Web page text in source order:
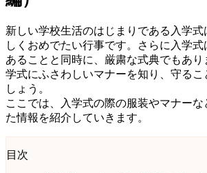
新しい学校生活のはじまりである入学式
しくおめでたい行事です。さらに入学
あることと同時に、厳粛な式典でもあり
学式にふさわしいマナーを知り、守る
しょう。
ここでは、入学式の際の服装やマナー
た情報を紹介していきます。
目次